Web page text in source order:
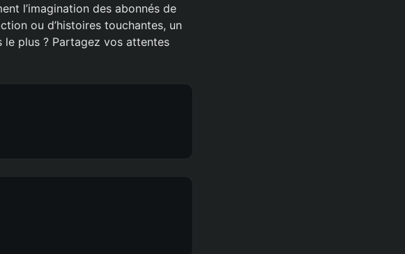
l’imagination des abonnés de
ou d’histoires touchantes, un
le plus ? Partagez vos attentes